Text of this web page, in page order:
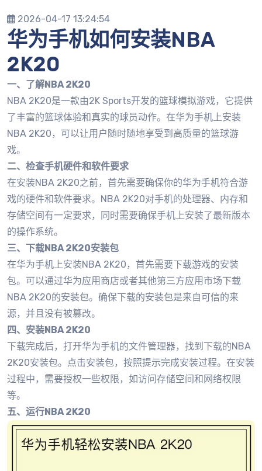
2026-04-17 13:24:54
华为手机如何安装NBA
2K20
一、了解NBA 2K20
NBA 2K20是一款由2K Sports开发的篮球模拟游戏，它提供
了丰富的篮球体验和真实的球员动作。在华为手机上安装
NBA 2K20，可以让用户随时随地享受到高质量的篮球游
戏。
二、检查手机硬件和软件要求
在安装NBA 2K20之前，首先需要确保你的华为手机符合游
戏的硬件和软件要求。NBA 2K20对手机的处理器、内存和
存储空间有一定要求，同时需要确保手机上安装了最新版本
的操作系统。
三、下载NBA 2K20安装包
在华为手机上安装NBA 2K20，首先需要下载游戏的安装
包。可以通过华为应用商店或者其他第三方应用市场下载
NBA 2K20的安装包。确保下载的安装包是来自可信的来
源，并且没有被篡改。
四、安装NBA 2K20
下载完成后，打开华为手机的文件管理器，找到下载的NBA
2K20安装包。点击安装包，按照提示完成安装过程。在安装
过程中，需要授权一些权限，如访问存储空间和网络权限
等。
五、运行NBA 2K20